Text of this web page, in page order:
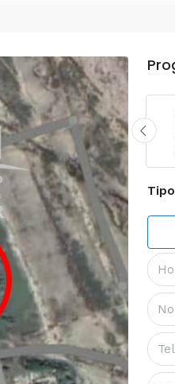
Mié
19
Ago
Jue
20
Ago